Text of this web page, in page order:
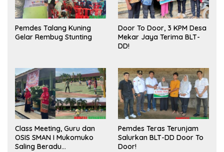
Pemdes Talang Kuning
Gelar Rembug Stunting
Door To Door, 3 KPM Desa
Mekar Jaya Terima BLT-
DD!
Class Meeting, Guru dan
OSIS SMAN I Mukomuko
Saling Beradu
Pemdes Teras Terunjam
Salurkan BLT-DD Door To
Door!